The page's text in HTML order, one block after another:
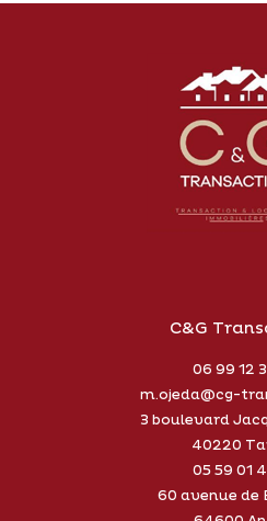
C&G
06 99 12
m.ojeda@cg-
3 boulevard
40220
05 59 01
60 avenue de